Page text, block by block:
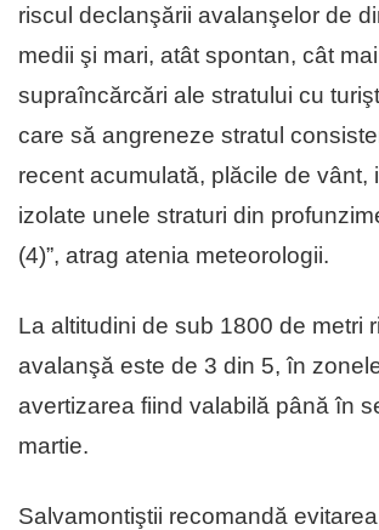
riscul declanşării avalanşelor de
medii şi mari, atât spontan, cât
supraîncărcări ale stratului cu
care să angreneze stratul
recent acumulată, plăcile de vânt,
izolate unele straturi din
(4)”, atrag atenia meteorologii.
La altitudini de sub 1800 de metri
avalanşă este de 3 din 5, în
avertizarea fiind valabilă până în
martie.
Salvamontiştii recomandă